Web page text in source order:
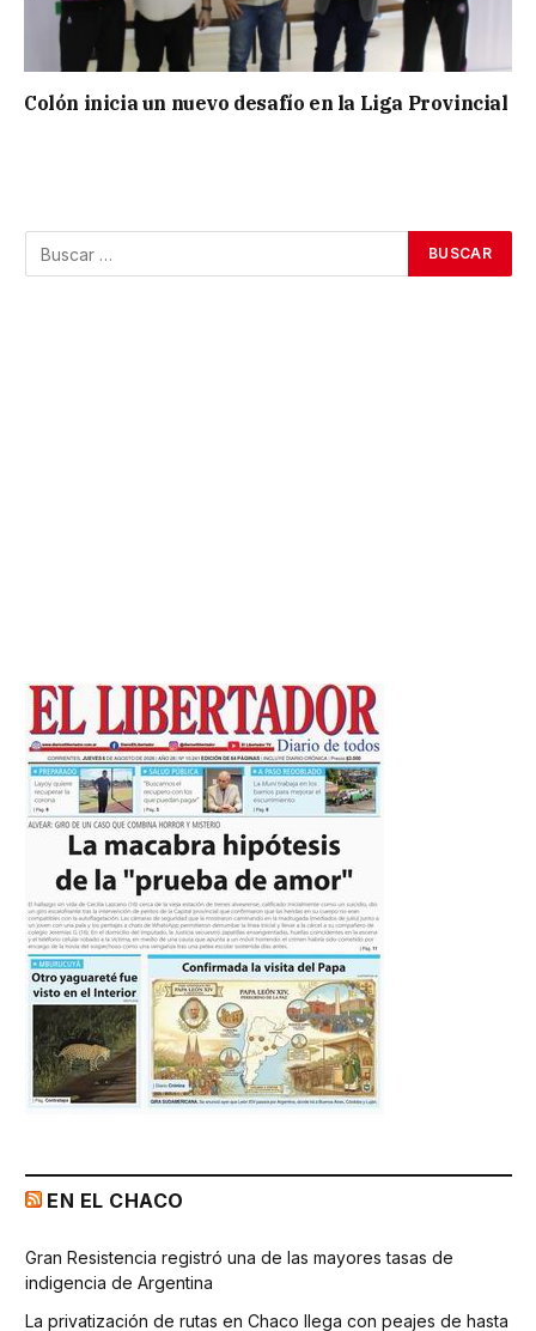
Colón inicia un nuevo desafío en la Liga Provincial
EN EL CHACO
Gran Resistencia registró una de las mayores tasas de
indigencia de Argentina
La privatización de rutas en Chaco llega con peajes de hasta